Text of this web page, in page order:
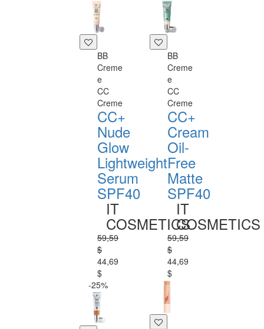
BB
Creme
e
CC
Creme
CC+
Nude
Glow
Lightweight
Serum
SPF40
IT
COSMETICS
59,59
$
44,69
$
BB
Creme
e
CC
Creme
CC+
Cream
Oil-
Free
Matte
SPF40
IT
COSMETICS
59,59
$
44,69
$
-25%